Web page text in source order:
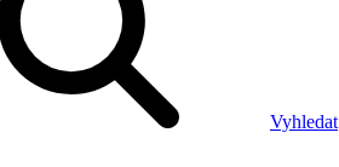
Vyhledat